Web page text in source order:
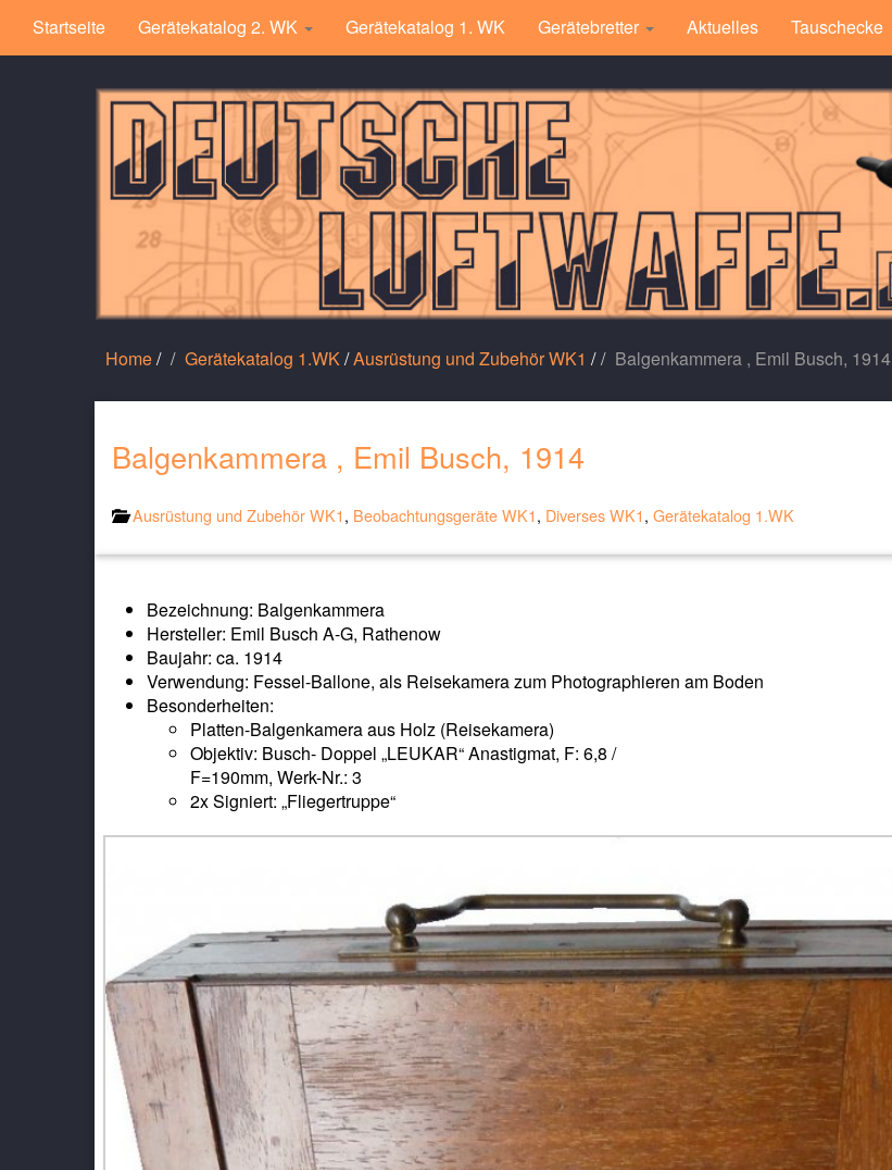
Startseite Gerätekatalog 2. WK Gerätekatalog 1. WK Gerätebretter Aktuelles Tauschecke
Home/ Gerätekatalog 1.WK /Ausrüstung und Zubehör WK1 / Balgenkammera , Emil Busch, 1914
Balgenkammera , Emil Busch, 1914
Ausrüstung und Zubehör WK1, Beobachtungsgeräte WK1, Diverses WK1, Gerätekatalog 1.WK
Bezeichnung: Balgenkammera
Hersteller: Emil Busch A-G, Rathenow
Baujahr: ca. 1914
Verwendung: Fessel-Ballone, als Reisekamera zum Photographieren am Boden
Besonderheiten:
Platten-Balgenkamera aus Holz (Reisekamera)
Objektiv: Busch- Doppel „LEUKAR“ Anastigmat, F: 6,8 /
F=190mm, Werk-Nr.: 3
2x Signiert: „Fliegertruppe“